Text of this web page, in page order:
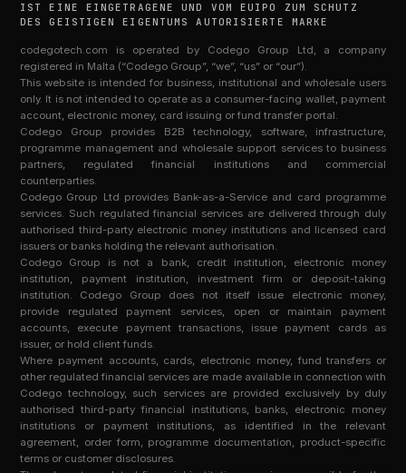
IST EINE EINGETRAGENE UND VOM EUIPO ZUM SCHUTZ
DES GEISTIGEN EIGENTUMS AUTORISIERTE MARKE
codegotech.com is operated by Codego Group Ltd, a company
registered in Malta (“Codego Group”, “we”, “us” or “our”).
This website is intended for business, institutional and wholesale users
only. It is not intended to operate as a consumer-facing wallet, payment
account, electronic money, card issuing or fund transfer portal.
Codego Group provides B2B technology, software, infrastructure,
programme management and wholesale support services to business
partners, regulated financial institutions and commercial
counterparties.
Codego Group Ltd provides Bank-as-a-Service and card programme
services. Such regulated financial services are delivered through duly
authorised third-party electronic money institutions and licensed card
issuers or banks holding the relevant authorisation.
Codego Group is not a bank, credit institution, electronic money
institution, payment institution, investment firm or deposit-taking
institution. Codego Group does not itself issue electronic money,
provide regulated payment services, open or maintain payment
accounts, execute payment transactions, issue payment cards as
issuer, or hold client funds.
Where payment accounts, cards, electronic money, fund transfers or
other regulated financial services are made available in connection with
Codego technology, such services are provided exclusively by duly
authorised third-party financial institutions, banks, electronic money
institutions or payment institutions, as identified in the relevant
agreement, order form, programme documentation, product-specific
terms or customer disclosures.